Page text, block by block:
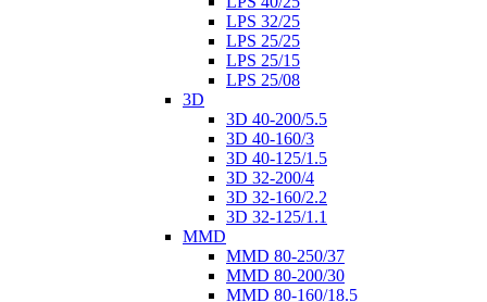
LPS 32/25
LPS 25/25
LPS 25/15
LPS 25/08
3D
3D 40-200/5.5
3D 40-160/3
3D 40-125/1.5
3D 32-200/4
3D 32-160/2.2
3D 32-125/1.1
MMD
MMD 80-250/37
MMD 80-200/30
MMD 80-160/18.5